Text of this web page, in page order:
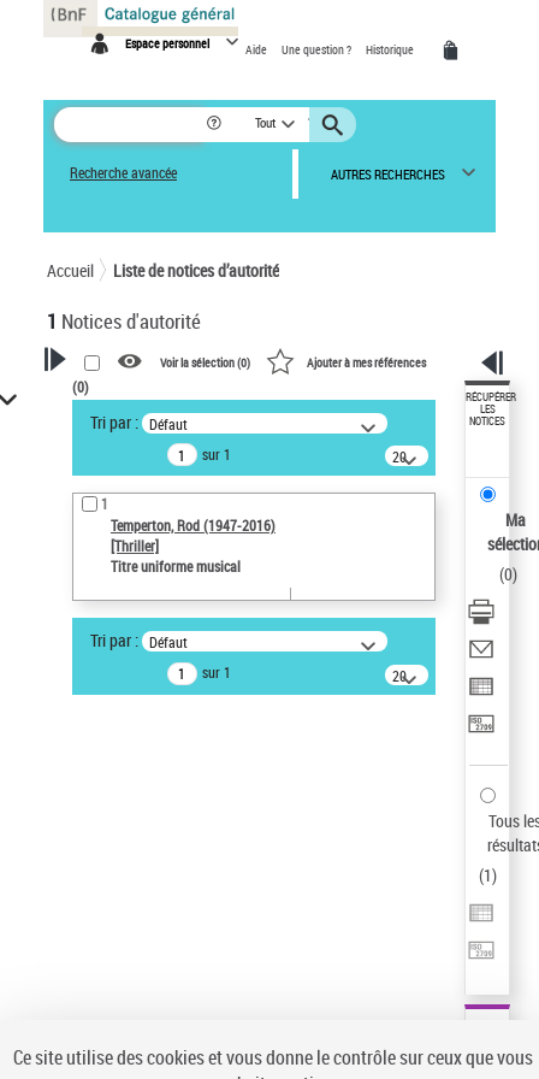
Espace personnel Aide Une question ? Historique
Tout
Recherche avancée AUTRES RECHERCHES
Accueil Liste de notices d’autorité
1 Notices d'autorité
VOTRE RECHERCHE
Recherche avancée dans les
notices d’autorité
Œuvres liées à l'auteur :
Temperton, Rod (1947-2016)
Type de notice d'autorité
Œuvre
Auteur d’œuvre
Voir la sélection (0) Ajouter à mes références
(0)
Tri par : Défaut
sur 1
20
résultats/page
1
Temperton, Rod (1947-2016)
[Thriller]
Titre uniforme musical
Tri par : Défaut
sur 1
20
résultats/page
RÉCUPÉRER
LES
NOTICES
Ma
(0)
Tous
(1)
Panneau de gestion des cookies
Ce site utilise des cookies et vous donne le contrôle sur ceux que vous